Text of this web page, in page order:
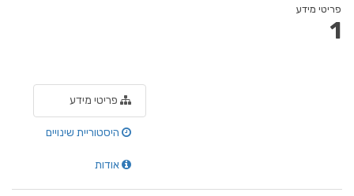
פריטי מידע
1
פריטי מידע
היסטוריית שינויים
אודות